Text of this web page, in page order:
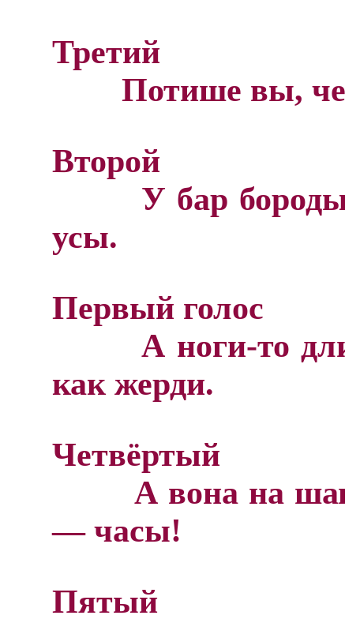
Третий
Потише вы,
Второй
У бар бороды
усы.
Первый голос
А ноги-то
как жерди.
Четвёртый
А вона на
— часы!
Пятый